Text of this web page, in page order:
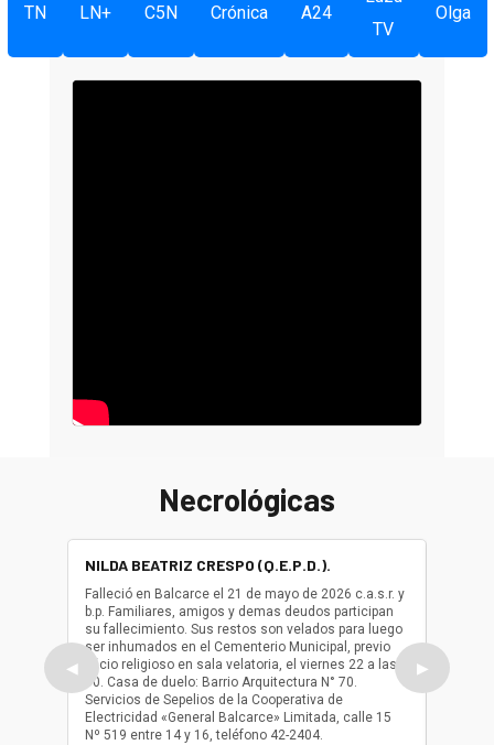
TN LN+ C5N Crónica A24
TV
Olga
Necrológicas
◀
NILDA BEATRIZ CRESPO (Q.E.P.D.).
Falleció en Balcarce el 21 de mayo de 2026 c.a.s.r. y
b.p. Familiares, amigos y demas deudos participan
su fallecimiento. Sus restos son velados para luego
ser inhumados en el Cementerio Municipal, previo
oficio religioso en sala velatoria, el viernes 22 a las
10. Casa de duelo: Barrio Arquitectura N° 70.
Servicios de Sepelios de la Cooperativa de
Electricidad «General Balcarce» Limitada, calle 15
Nº 519 entre 14 y 16, teléfono 42-2404.
ser
oficio
▶